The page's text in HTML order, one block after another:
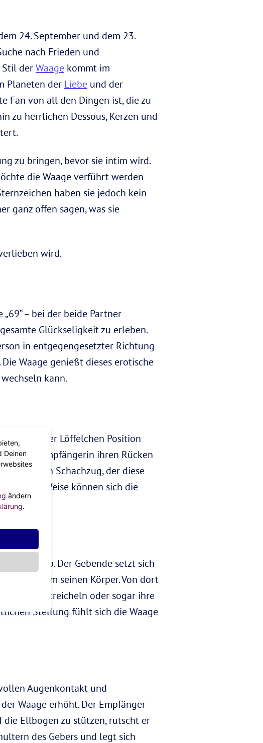
24. September und dem 23.
nach Frieden und
Stil der Waage kommt im
Planeten der Liebe und der
Fan von all den Dingen ist, die zu
zu herrlichen Dessous, Kerzen und
zu bringen, bevor sie intim wird.
die Waage verführt werden
haben sie jedoch kein
ganz offen sagen, was sie
wird.
– bei der beide Partner
Glückseligkeit zu erleben.
in entgegengesetzter Richtung
Waage genießt dieses erotische
kann.
in der Löffelchen Position
die Empfängerin ihren Rücken
kann. Ein Schachzug, der diese
diese Weise können sich die
ab. Der Gebende setzt sich
seitlich um seinen Körper. Von dort
streicheln oder sogar ihre
Stellung fühlt sich die Waage
Augenkontakt und
Waage erhöht. Der Empfänger
Ellbogen zu stützen, rutscht er
des Gebers und legt sich
Deinen
ändern
.